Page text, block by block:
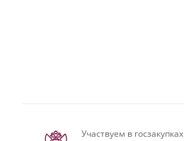
Участвуем в госзакупках